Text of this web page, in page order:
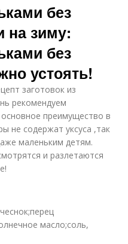
без
на зиму:
без
устоять!
заготовок из
рекомендуем
преимущество в
не содержат уксуса ,так
маленьким детям.
и разлетаются
масло;соль,